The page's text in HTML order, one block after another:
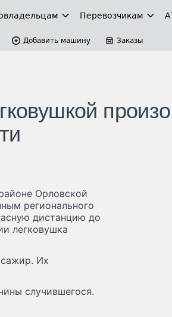
Перевозчикам
Добавить машину Заказы
Орловской
регионального
дистанцию до
легковушка
Их
случившегося.